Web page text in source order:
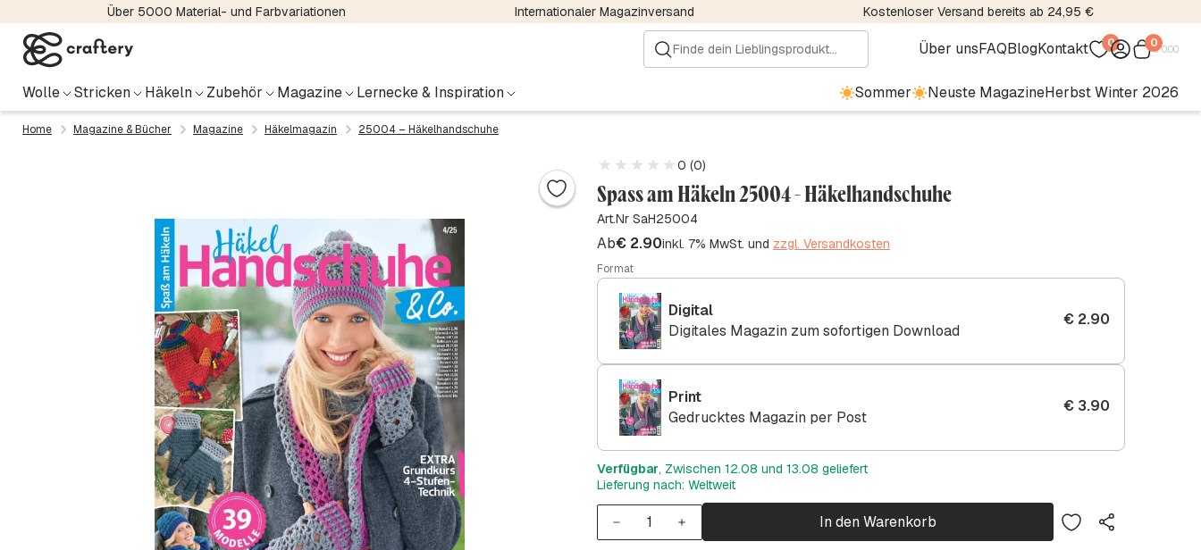
Über 5000 Material- und Farbvariationen Internationaler Magazinversand Kostenloser Versand bereits ab 24,95 €
Über unsFAQBlogKontakt 0 0€0.00
Wolle Stricken Häkeln Zubehör Magazine Lernecke & Inspiration Sommer Neuste MagazineHerbst Winter 2026
Home Magazine & Bücher Magazine Häkelmagazin 25004 – Häkelhandschuhe
0 (0)
Spass am Häkeln 25004 - Häkelhandschuhe
Art.Nr SaH25004
Ab€2.90inkl. 7% MwSt. und zzgl. Versandkosten
Format
Digital
Digitales Magazin zum sofortigen Download
€2.90
Print
Gedrucktes Magazin per Post
€3.90
Verfügbar, Zwischen 12.08 und 13.08 geliefert
Lieferung nach: Weltweit
In den Warenkorb